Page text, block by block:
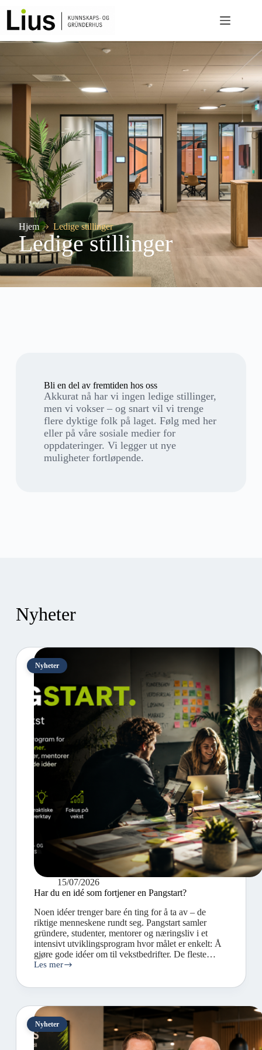
Hjem Ledige stillinger
Ledige stillinger
Bli en del av fremtiden hos oss
Akkurat nå har vi ingen ledige stillinger,
men vi vokser – og snart vil vi trenge
flere dyktige folk på laget. Følg med her
eller på våre sosiale medier for
oppdateringer. Vi legger ut nye
muligheter fortløpende.
Nyheter
Nyheter
15/07/2026
Har du en idé som fortjener en Pangstart?
Noen idéer trenger bare én ting for å ta av – de
riktige menneskene rundt seg. Pangstart samler
gründere, studenter, mentorer og næringsliv i et
intensivt utviklingsprogram hvor målet er enkelt: Å
gjøre gode idéer om til vekstbedrifter. De fleste…
Les mer
Nyheter